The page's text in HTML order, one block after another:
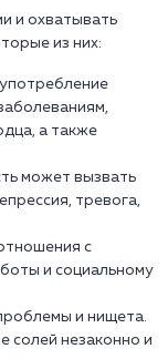
и охватывать
из них:
а также
может вызвать
тревога,
с
и социальному
и нищета.
солей незаконно и